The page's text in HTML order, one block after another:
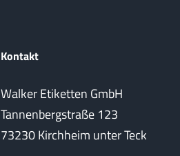
Kontakt
Walker Etiketten GmbH
Tannenbergstraße 123
73230 Kirchheim unter Teck